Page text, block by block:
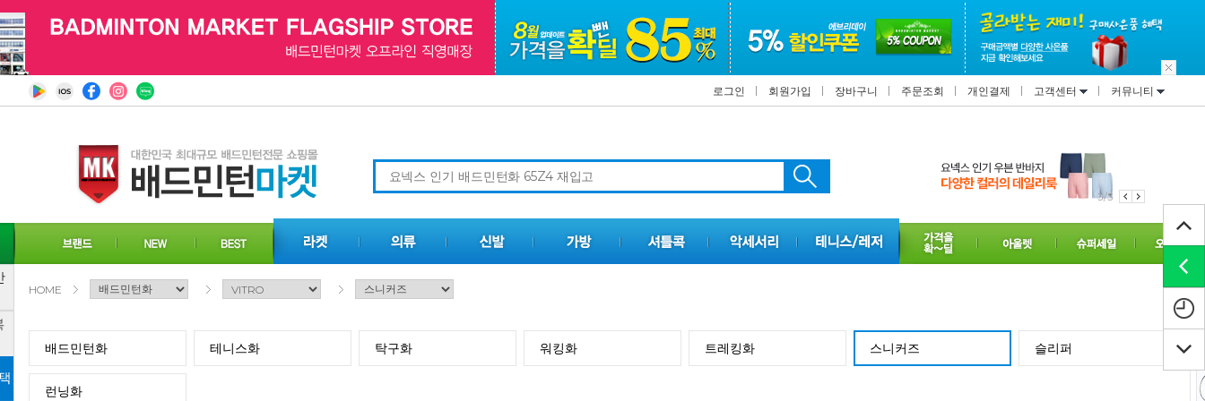
로그인 회원가입 장바구니 주문조회 개인결제 고객센터 커뮤니티
3/3
HOME
배드민턴화 테니스화 탁구화 워킹화 트레킹화 스니커즈 슬리퍼
런닝화